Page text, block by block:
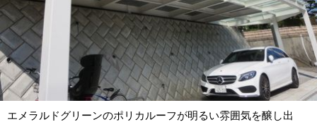
エメラルドグリーンのポリカルーフが明るい雰囲気を醸し出